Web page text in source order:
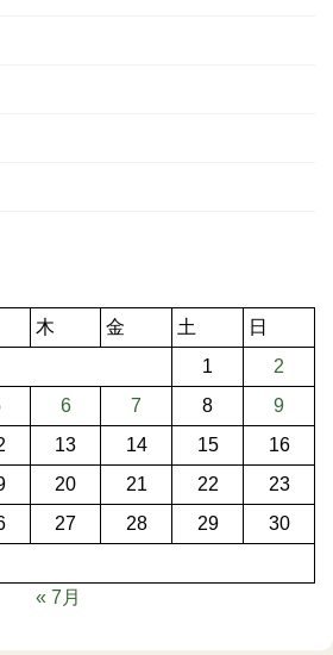
木 金 土
日
1
2
6 7 8
9
13 14 15
16
20 21 22
23
27 28 29
30
« 7月